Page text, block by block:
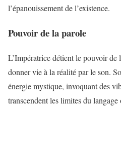
l’épanouissement de l’existence.
Pouvoir de la parole
L’Impératrice détient le pouvoir de
donner vie à la réalité par le son.
énergie mystique, invoquant des
transcendent les limites du langage